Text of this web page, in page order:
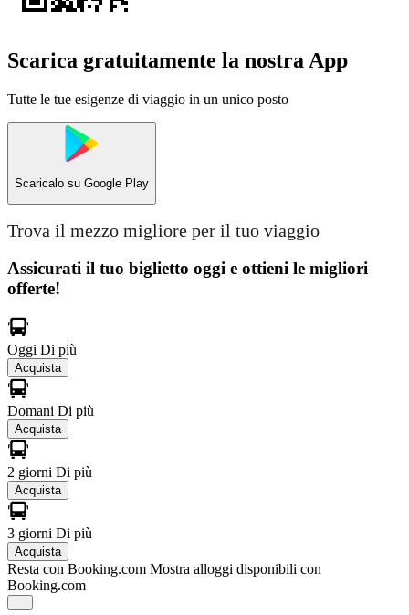
Scarica gratuitamente la nostra App
Tutte le tue esigenze di viaggio in un unico posto
Scaricalo su Google Play
Trova il mezzo migliore per il tuo viaggio
Assicurati il ​​tuo biglietto oggi e ottieni le migliori
offerte!
Oggi Di più
Acquista
Domani Di più
Acquista
2 giorni Di più
Acquista
3 giorni Di più
Acquista
Resta con Booking.com Mostra alloggi disponibili con
Booking.com